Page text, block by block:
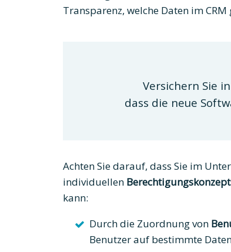
Transparenz, welche Daten im
Versichern Sie
dass die neue
Achten Sie darauf, dass Sie im
individuellen
kann:
Durch die Zuordnung von
Benutzer auf bestimmte